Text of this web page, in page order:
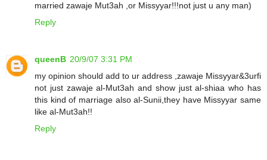
married zawaje Mut3ah ,or Missyyar!!!not just u any man)
Reply
queenB 20/9/07 3:31 PM
my opinion should add to ur address ,zawaje Missyyar&3urfi
not just zawaje al-Mut3ah and show just al-shiaa who has
this kind of marriage also al-Sunii,they have Missyyar same
like al-Mut3ah!!
Reply